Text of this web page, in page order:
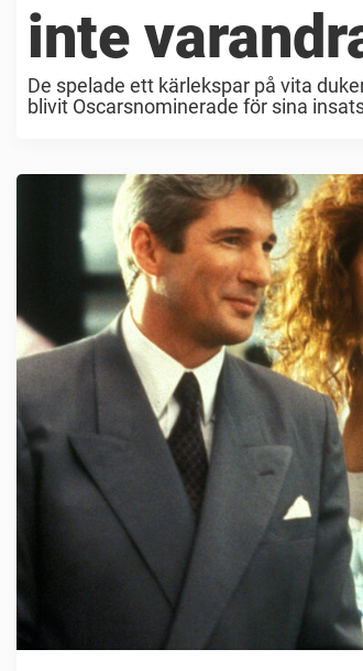
inte
De spelade ett kärlekspar på vita
blivit Oscarsnominerade för sina